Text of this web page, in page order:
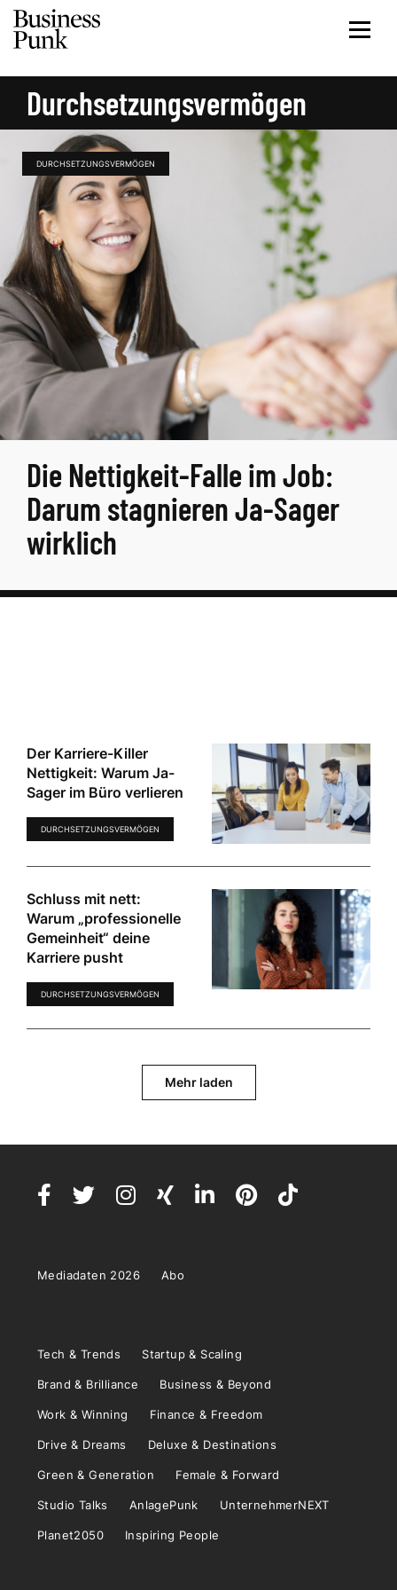
Durchsetzungsvermögen
DURCHSETZUNGSVERMÖGEN
Die Nettigkeit-Falle im Job:
Darum stagnieren Ja-Sager
wirklich
Der Karriere-Killer
Nettigkeit: Warum Ja-
Sager im Büro verlieren
DURCHSETZUNGSVERMÖGEN
Schluss mit nett:
Warum „professionelle
Gemeinheit“ deine
Karriere pusht
DURCHSETZUNGSVERMÖGEN
Mehr laden
Mediadaten 2026 Abo
Tech & Trends Startup & Scaling
Brand & Brilliance Business & Beyond
Work & Winning Finance & Freedom
Drive & Dreams Deluxe & Destinations
Green & Generation Female & Forward
Studio Talks AnlagePunk UnternehmerNEXT
Planet2050 Inspiring People